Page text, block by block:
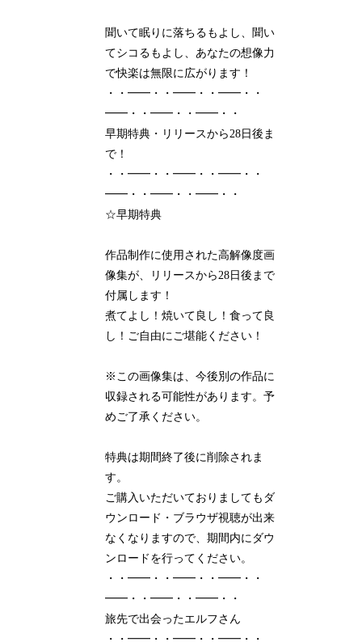
聞いて眠りに落ちるもよし、聞い
てシコるもよし、あなたの想像力
で快楽は無限に広がります！
・・━━・・━━・・━━・・
━━・・━━・・━━・・
早期特典・リリースから28日後ま
で！
・・━━・・━━・・━━・・
━━・・━━・・━━・・
☆早期特典
作品制作に使用された高解像度画
像集が、リリースから28日後まで
付属します！
煮てよし！焼いて良し！食って良
し！ご自由にご堪能ください！
※この画像集は、今後別の作品に
収録される可能性があります。予
めご了承ください。
特典は期間終了後に削除されま
す。
ご購入いただいておりましてもダ
ウンロード・ブラウザ視聴が出来
なくなりますので、期間内にダウ
ンロードを行ってください。
・・━━・・━━・・━━・・
━━・・━━・・━━・・
旅先で出会ったエルフさん
・・━━・・━━・・━━・・